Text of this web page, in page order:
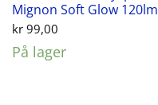
Mignon Soft Glow 120lm
kr99,00
På lager